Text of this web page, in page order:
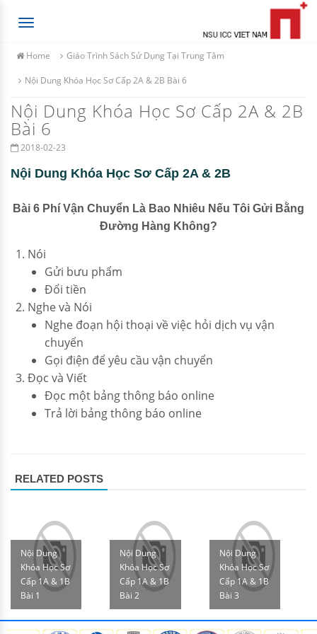
Toggle
Home Giáo Trình Sách Sử Dụng Tại Trung Tâm
Nội Dung Khóa Học Sơ Cấp 2A & 2B Bài 6
Nội Dung Khóa Học Sơ Cấp 2A & 2B
Bài 6
2018-02-23
Nội Dung Khóa Học Sơ Cấp 2A & 2B
Bài 6 Phí Vận Chuyển Là Bao Nhiêu Nếu Tôi Gửi Bằng
Đường Hàng Không?
Nói
Gửi bưu phẩm
Đổi tiền
Nghe và Nói
Nghe đoạn hội thoại về việc hỏi dịch vụ vận
chuyển
Gọi điện để yêu cầu vận chuyển
Đọc và Viết
Đọc một bảng thông báo online
Trả lời bảng thông báo online
RELATED POSTS
Nội Dung
Khóa Học Sơ
Cấp 1A & 1B
Bài 1
Nội Dung
Khóa Học Sơ
Cấp 1A & 1B
Bài 2
Nội Dung
Khóa Học Sơ
Cấp 1A & 1B
Bài 3